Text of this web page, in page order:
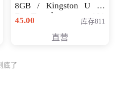
8GB / Kingston U 盘
DataTraveler 101
Generati
45.00 库存811
直营
底了